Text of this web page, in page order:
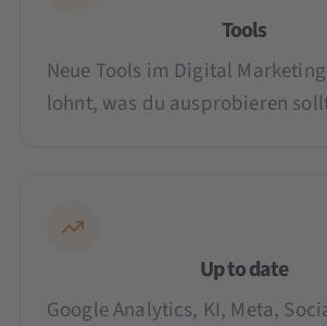
Tools
Neue Tools im Digital
lohnt, was du ausprobieren
Up to date
Google Analytics, KI, Meta,